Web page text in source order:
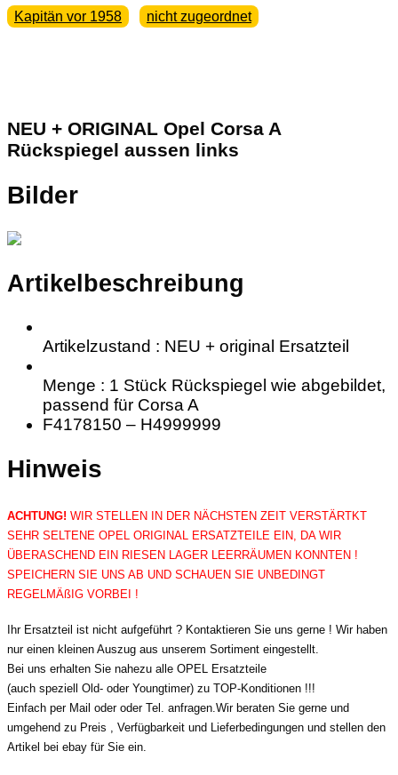
Kapitän vor 1958 nicht zugeordnet
NEU + ORIGINAL Opel Corsa A
Rückspiegel aussen links
Bilder
Artikelbeschreibung
Artikelzustand : NEU + original Ersatzteil
Menge : 1 Stück Rückspiegel wie abgebildet,
passend für Corsa A
F4178150 – H4999999
Hinweis
ACHTUNG! WIR STELLEN IN DER NÄCHSTEN ZEIT VERSTÄRTKT
SEHR SELTENE OPEL ORIGINAL ERSATZTEILE EIN, DA WIR
ÜBERASCHEND EIN RIESEN LAGER LEERRÄUMEN KONNTEN !
SPEICHERN SIE UNS AB UND SCHAUEN SIE UNBEDINGT
REGELMÄßIG VORBEI !
Ihr Ersatzteil ist nicht aufgeführt ? Kontaktieren Sie uns gerne ! Wir haben
nur einen kleinen Auszug aus unserem Sortiment eingestellt.
Bei uns erhalten Sie nahezu alle OPEL Ersatzteile
(auch speziell Old- oder Youngtimer) zu TOP-Konditionen !!!
Einfach per Mail oder oder Tel. anfragen.Wir beraten Sie gerne und
umgehend zu Preis , Verfügbarkeit und Lieferbedingungen und stellen den
Artikel bei ebay für Sie ein.